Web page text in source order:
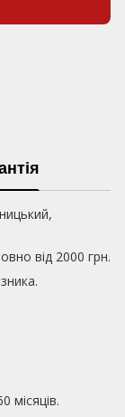
від 2000 грн.
місяців.